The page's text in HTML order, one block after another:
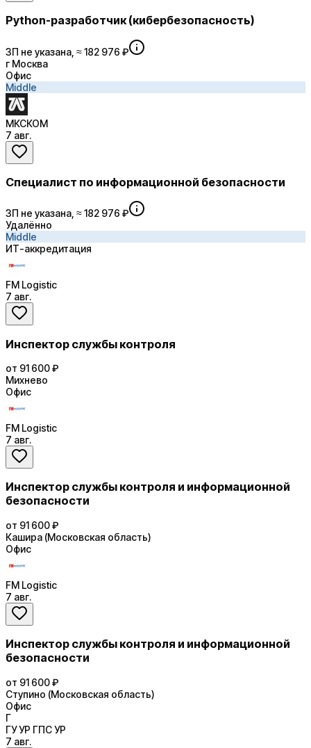
Python-разработчик (кибербезопасность)
ЗП не указана, ≈ 182 976 ₽
г Москва
Офис
Middle
МКСКОМ
7 авг.
Специалист по информационной безопасности
ЗП не указана, ≈ 182 976 ₽
Удалённо
Middle
ИТ-аккредитация
FM Logistic
7 авг.
Инспектор службы контроля
от 91 600 ₽
Михнево
Офис
FM Logistic
7 авг.
Инспектор службы контроля и информационной
безопасности
от 91 600 ₽
Кашира (Московская область)
Офис
FM Logistic
7 авг.
Инспектор службы контроля и информационной
безопасности
от 91 600 ₽
Ступино (Московская область)
Офис
Г
ГУ УР ГПС УР
7 авг.